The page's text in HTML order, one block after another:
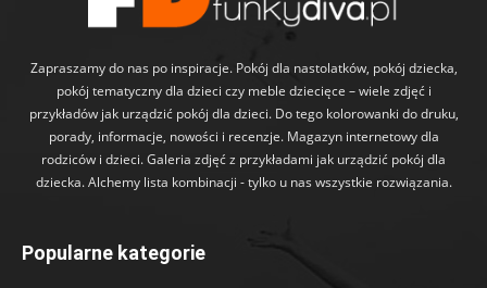
Zapraszamy do nas po inspiracje. Pokój dla nastolatków, pokój dziecka,
pokój tematyczny dla dzieci czy meble dziecięce – wiele zdjęć i
przykładów jak urządzić pokój dla dzieci. Do tego kolorowanki do druku,
porady, informacje, nowości i recenzje. Magazyn internetowy dla
rodziców i dzieci. Galeria zdjęć z przykładami jak urządzić pokój dla
dziecka. Alchemy lista kombinacji - tylko u nas wszystkie rozwiązania.
Popularne kategorie